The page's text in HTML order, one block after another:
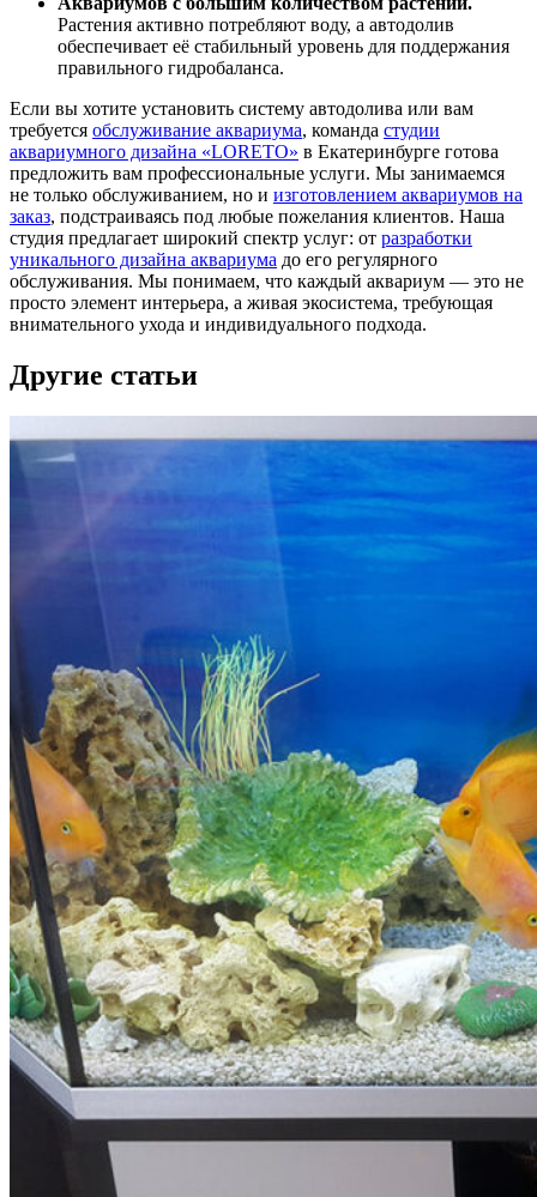
Растения активно потребляют воду, а автодолив
обеспечивает её стабильный уровень для поддержания
правильного гидробаланса.
Если вы хотите установить систему автодолива или вам
требуется обслуживание аквариума, команда студии
аквариумного дизайна «LORETO» в Екатеринбурге готова
предложить вам профессиональные услуги. Мы занимаемся
не только обслуживанием, но и изготовлением аквариумов на
заказ, подстраиваясь под любые пожелания клиентов. Наша
студия предлагает широкий спектр услуг: от разработки
уникального дизайна аквариума до его регулярного
обслуживания. Мы понимаем, что каждый аквариум — это не
просто элемент интерьера, а живая экосистема, требующая
внимательного ухода и индивидуального подхода.
Другие статьи